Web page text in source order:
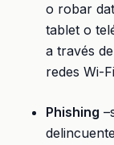
o robar
tablet o
a través
redes Wi-
Phishing